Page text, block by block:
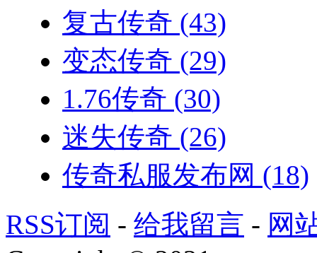
复古传奇 (43)
变态传奇 (29)
1.76传奇 (30)
迷失传奇 (26)
传奇私服发布网 (18)
RSS订阅 - 给我留言 - 网